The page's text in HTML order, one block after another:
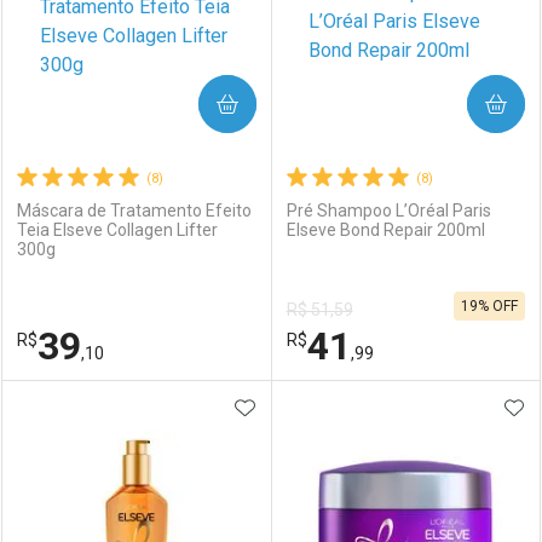
(8)
Máscara de Tratamento Efeito
Teia Elseve Collagen Lifter
300g
R$39,10
COMPRAR
Laboratório
Por Menos
(8)
Pré Shampoo L’Oréal Paris
Elseve Bond Repair 200ml
R$ 51,59
R$41 ,99
19% OFF
COMPRAR
Laboratório
Por Menos
ADICIONAR AOS FAVORITOS